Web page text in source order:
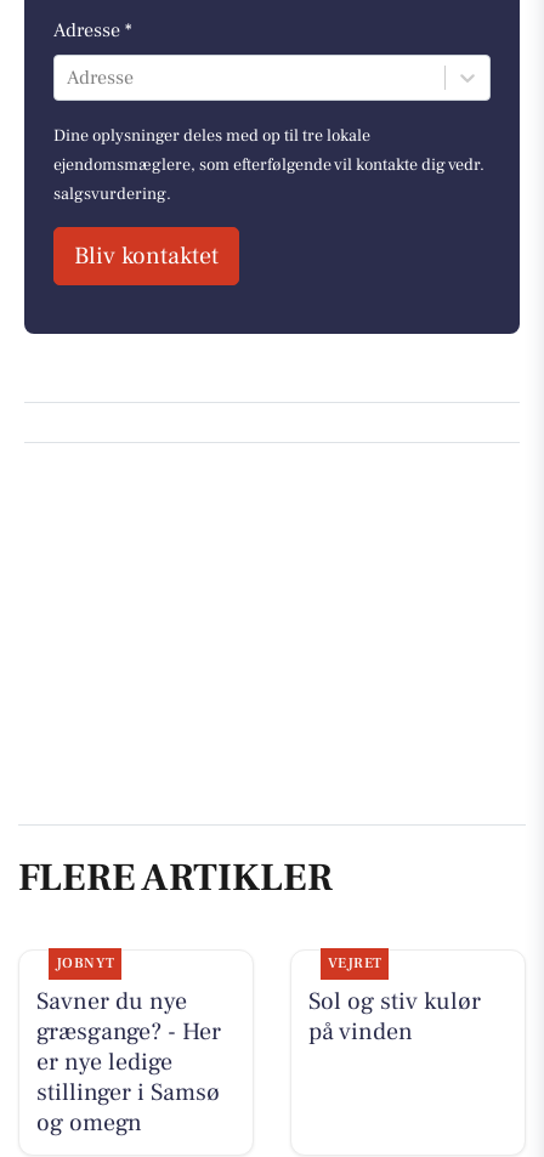
Adresse *
Adresse
Dine oplysninger deles med op til tre lokale
ejendomsmæglere, som efterfølgende vil kontakte dig vedr.
salgsvurdering.
Bliv kontaktet
FLERE ARTIKLER
JOBNYT
Savner du nye
græsgange? - Her
er nye ledige
stillinger i Samsø
og omegn
VEJRET
Sol og stiv kulør
på vinden